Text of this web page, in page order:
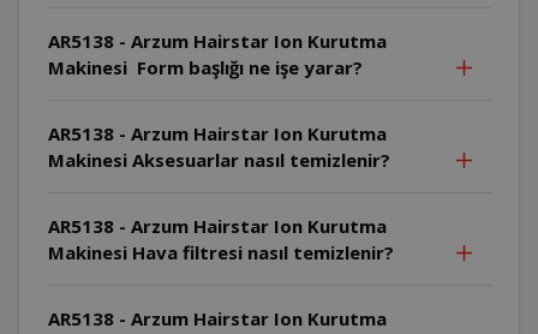
AR5138 - Arzum Hairstar Ion Kurutma
Makinesi Form başlığı ne işe yarar?
AR5138 - Arzum Hairstar Ion Kurutma
Makinesi Aksesuarlar nasıl temizlenir?
AR5138 - Arzum Hairstar Ion Kurutma
Makinesi Hava filtresi nasıl temizlenir?
AR5138 - Arzum Hairstar Ion Kurutma